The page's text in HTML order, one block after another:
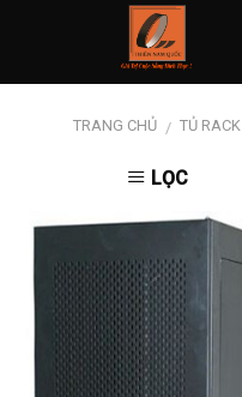
TRANG CHỦ / TỦ RACK
LỌC